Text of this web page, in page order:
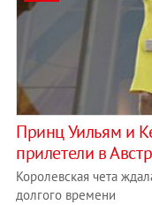
Принц Уильям и
прилетели в
Королевская чета
долгого времени